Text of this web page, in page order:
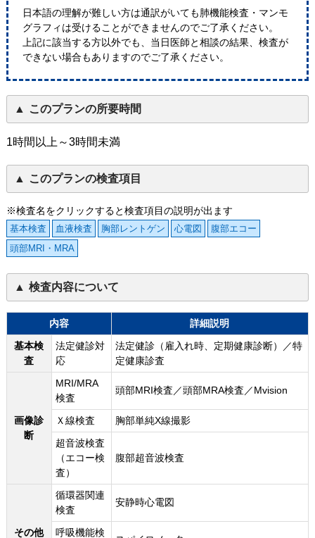
日本語の理解が難しい方は通訳がいても肺機能検査・マンモ
グラフィは受けることができませんのでご了承ください。
上記に該当する方以外でも、当日医師と相談の結果、検査が
できない場合もありますのでご了承ください。
このプランの所要時間
1時間以上～3時間未満
このプランの検査項目
※検査名をクリックすると検査項目の説明が出ます
基本検査 血液検査 胸部レントゲン 心電図
腹部エコー
頭部MRI・MRA
検査内容について
内容
詳細説明
基本検
査
法定健診対
応
法定健診（雇入れ時、定期健康診断）／特
定健康診査
画像診
断
MRI/MRA
検査
頭部MRI検査／頭部MRA検査／Mvision
Ｘ線検査
胸部単純X線撮影
超音波検査
（エコー検
査）
腹部超音波検査
その他
循環器関連
検査
安静時心電図
呼吸機能検